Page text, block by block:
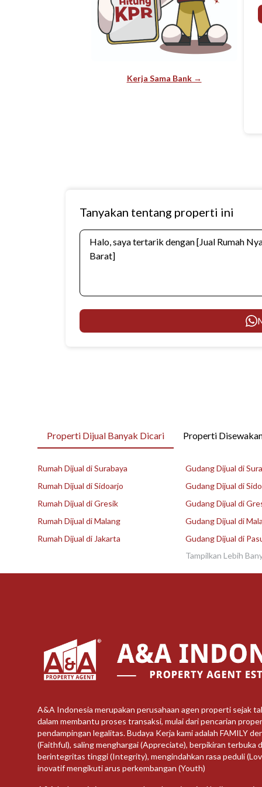
Tanyakan tentang properti ini
Kerja Sama Bank →
Properti Dijual Banyak Dicari Properti
Rumah Dijual di Surabaya
Rumah Dijual di Sidoarjo
Rumah Dijual di Gresik
Rumah Dijual di Malang
Rumah Dijual di Jakarta
Gudang Dijual di
Gudang Dijual di
Gudang Dijual di
Gudang Dijual di
Gudang Dijual di
Tampilkan Lebih
A&A Indonesia merupakan perusahaan agen properti sejak
dalam membantu proses transaksi, mulai dari pencarian
pendampingan legalitas. Budaya Kerja kami adalah FAMILY
(Faithful), saling menghargai (Appreciate), berpikiran terbuka
berintegritas tinggi (Integrity), mengindahkan rasa peduli
inovatif mengikuti arus perkembangan (Youth)